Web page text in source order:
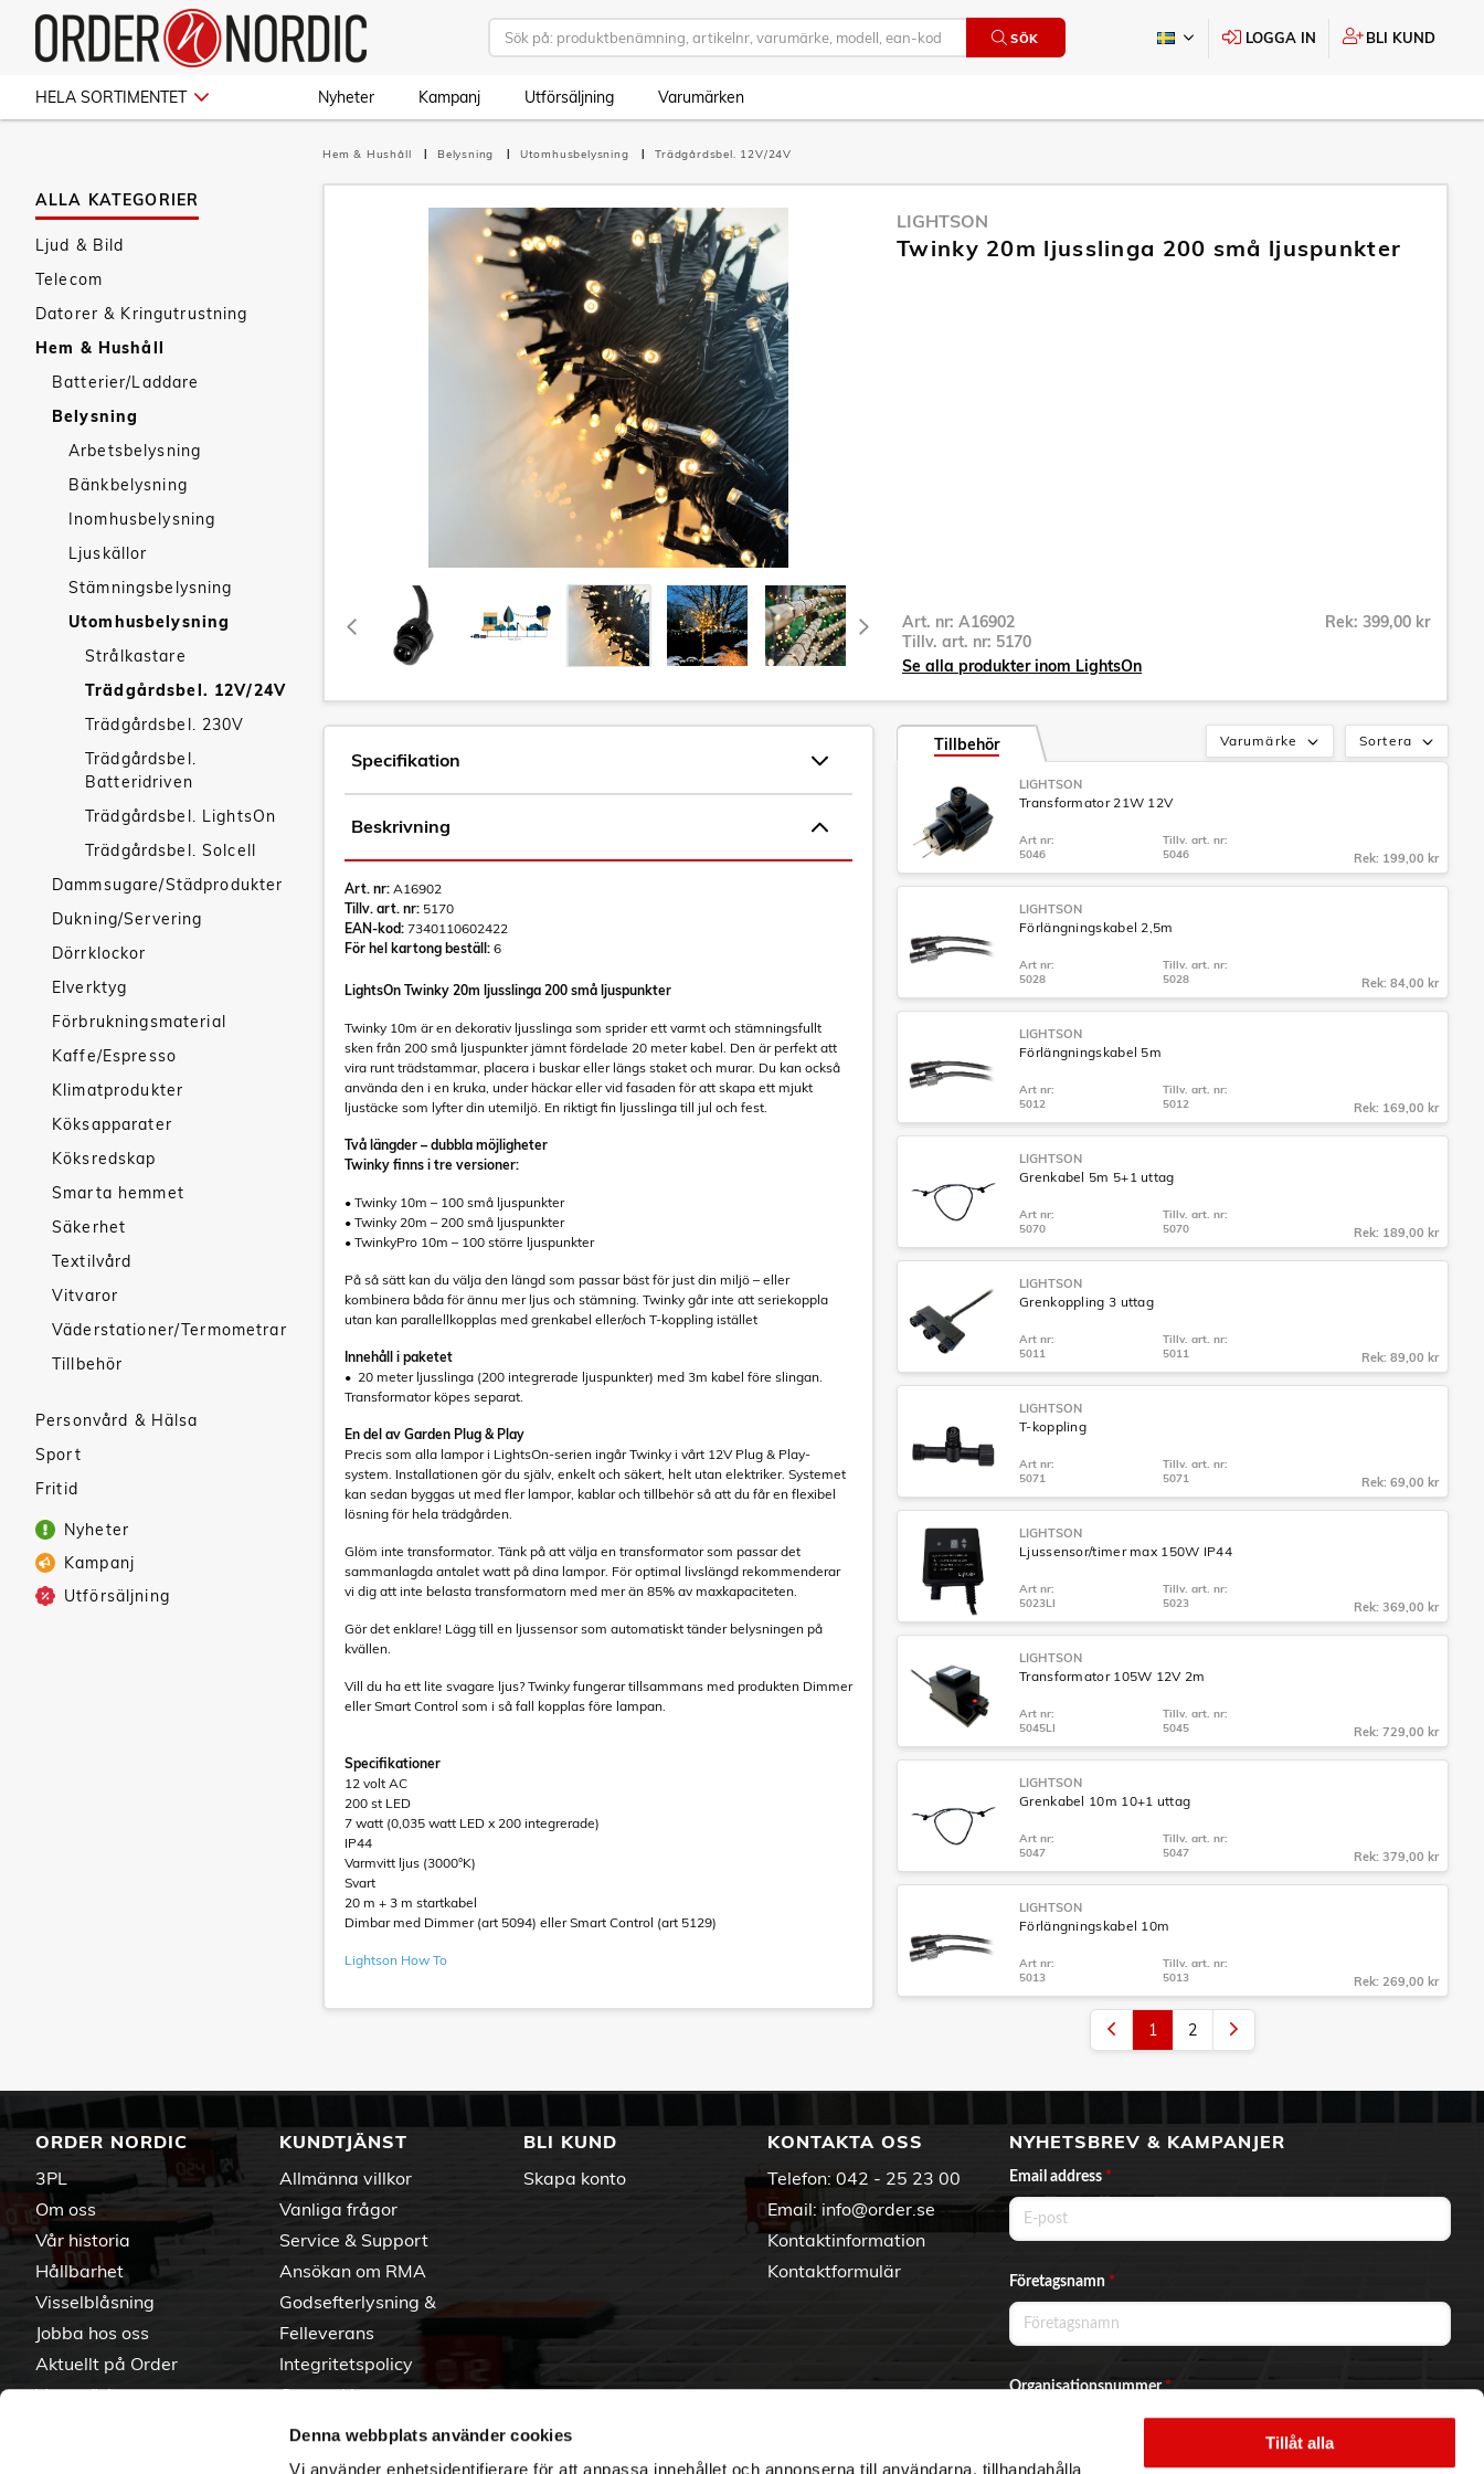
Denna webbplats använder cookies
Vi använder enhetsidentifierare för att anpassa innehållet och annonserna till användarna, tillhandahålla
Tillåt alla
SÖK LOGGA IN BLI KUND
HELA SORTIMENTET Nyheter Kampanj Utförsäljning Varumärken
ALLA KATEGORIER
Ljud & Bild
Telecom
Datorer & Kringutrustning
Hem & Hushåll
Batterier/Laddare
Belysning
Arbetsbelysning
Bänkbelysning
Inomhusbelysning
Ljuskällor
Stämningsbelysning
Utomhusbelysning
Strålkastare
Trädgårdsbel. 12V/24V
Trädgårdsbel. 230V
Trädgårdsbel.
Batteridriven
Trädgårdsbel. LightsOn
Trädgårdsbel. Solcell
Dammsugare/Städprodukter
Dukning/Servering
Dörrklockor
Elverktyg
Förbrukningsmaterial
Kaffe/Espresso
Klimatprodukter
Köksapparater
Köksredskap
Smarta hemmet
Säkerhet
Textilvård
Vitvaror
Väderstationer/Termometrar
Tillbehör
Personvård & Hälsa
Sport
Fritid
Nyheter
Kampanj
Utförsäljning
Hem & Hushåll Belysning Utomhusbelysning Trädgårdsbel. 12V/24V
LIGHTSON
Twinky 20m ljusslinga 200 små ljuspunkter
Art. nr: A16902
Tillv. art. nr: 5170
Rek: 399,00 kr
Se alla produkter inom LightsOn
Specifikation
Beskrivning
Art. nr: A16902
Tillv. art. nr: 5170
EAN-kod: 7340110602422
För hel kartong beställ: 6
LightsOn Twinky 20m ljusslinga 200 små ljuspunkter
Twinky 10m är en dekorativ ljusslinga som sprider ett varmt och stämningsfullt
sken från 200 små ljuspunkter jämnt fördelade 20 meter kabel. Den är perfekt att
vira runt trädstammar, placera i buskar eller längs staket och murar. Du kan också
använda den i en kruka, under häckar eller vid fasaden för att skapa ett mjukt
ljustäcke som lyfter din utemiljö. En riktigt fin ljusslinga till jul och fest.
Två längder – dubbla möjligheter
Twinky finns i tre versioner:
• Twinky 10m – 100 små ljuspunkter
• Twinky 20m – 200 små ljuspunkter
• TwinkyPro 10m – 100 större ljuspunkter
På så sätt kan du välja den längd som passar bäst för just din miljö – eller
kombinera båda för ännu mer ljus och stämning. Twinky går inte att seriekoppla
utan kan parallellkopplas med grenkabel eller/och T-koppling istället
Innehåll i paketet
• 20 meter ljusslinga (200 integrerade ljuspunkter) med 3m kabel före slingan.
Transformator köpes separat.
En del av Garden Plug & Play
Precis som alla lampor i LightsOn-serien ingår Twinky i vårt 12V Plug & Play-
system. Installationen gör du själv, enkelt och säkert, helt utan elektriker. Systemet
kan sedan byggas ut med fler lampor, kablar och tillbehör så att du får en flexibel
lösning för hela trädgården.
Glöm inte transformator. Tänk på att välja en transformator som passar det
sammanlagda antalet watt på dina lampor. För optimal livslängd rekommenderar
vi dig att inte belasta transformatorn med mer än 85% av maxkapaciteten.
Gör det enklare! Lägg till en ljussensor som automatiskt tänder belysningen på
kvällen.
Vill du ha ett lite svagare ljus? Twinky fungerar tillsammans med produkten Dimmer
eller Smart Control som i så fall kopplas före lampan.
Specifikationer
12 volt AC
200 st LED
7 watt (0,035 watt LED x 200 integrerade)
IP44
Varmvitt ljus (3000°K)
Svart
20 m + 3 m startkabel
Dimbar med Dimmer (art 5094) eller Smart Control (art 5129)
Lightson How To
Sortera
Varumärke
Tillbehör
LIGHTSON
Transformator 21W 12V
Art nr:
5046
Tillv. art. nr:
5046
Rek: 199,00 kr
LIGHTSON
Förlängningskabel 2,5m
Art nr:
5028
Tillv. art. nr:
5028
Rek: 84,00 kr
LIGHTSON
Förlängningskabel 5m
Art nr:
5012
Tillv. art. nr:
5012
Rek: 169,00 kr
LIGHTSON
Grenkabel 5m 5+1 uttag
Art nr:
5070
Tillv. art. nr:
5070
Rek: 189,00 kr
LIGHTSON
Grenkoppling 3 uttag
Art nr:
5011
Tillv. art. nr:
5011
Rek: 89,00 kr
LIGHTSON
T-koppling
Art nr:
5071
Tillv. art. nr:
5071
Rek: 69,00 kr
LIGHTSON
Ljussensor/timer max 150W IP44
Art nr:
5023LI
Tillv. art. nr:
5023
Rek: 369,00 kr
LIGHTSON
Transformator 105W 12V 2m
Art nr:
5045LI
Tillv. art. nr:
5045
Rek: 729,00 kr
LIGHTSON
Grenkabel 10m 10+1 uttag
Art nr:
5047
Tillv. art. nr:
5047
Rek: 379,00 kr
LIGHTSON
Förlängningskabel 10m
Art nr:
5013
Tillv. art. nr:
5013
Rek: 269,00 kr
1 2
ORDER NORDIC
3PL
Om oss
Vår historia
Hållbarhet
Visselblåsning
Jobba hos oss
Aktuellt på Order
Varumärken
KUNDTJÄNST
Allmänna villkor
Vanliga frågor
Service & Support
Ansökan om RMA
Godsefterlysning &
Felleverans
Integritetspolicy
Om cookies
BLI KUND
Skapa konto
KONTAKTA OSS
Telefon: 042 - 25 23 00
Email: info@order.se
Kontaktinformation
Kontaktformulär
NYHETSBREV & KAMPANJER
Email address *
Företagsnamn *
Organisationsnummer*